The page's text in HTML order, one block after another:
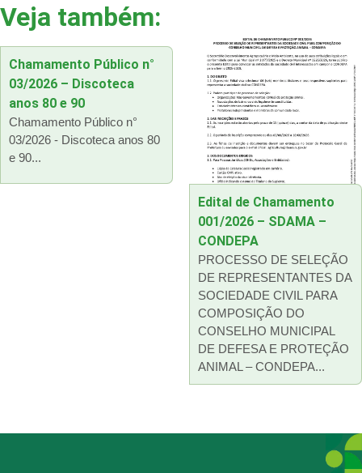
Veja também:
Chamamento Público n°
03/2026 – Discoteca
anos 80 e 90
Chamamento Público n°
03/2026 - Discoteca anos 80
e 90...
Edital de Chamamento
001/2026 – SDAMA –
CONDEPA
PROCESSO DE SELEÇÃO
DE REPRESENTANTES DA
SOCIEDADE CIVIL PARA
COMPOSIÇÃO DO
CONSELHO MUNICIPAL
DE DEFESA E PROTEÇÃO
ANIMAL – CONDEPA...